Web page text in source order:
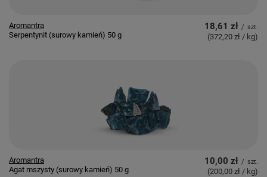
Aromantra
Serpentynit (surowy kamień) 50 g
18,61 zł / szt.
(372,20 zł / kg)
Aromantra
Agat mszysty (surowy kamień) 50 g
10,00 zł / szt.
(200,00 zł / kg)